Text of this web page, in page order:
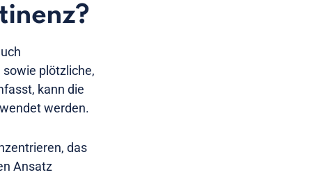
plötzliche,
kann die
werden.
das
Ansatz